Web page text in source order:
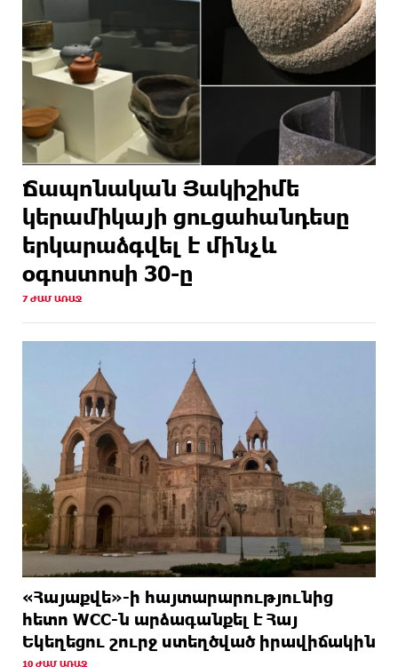
Ճապոնական Յակիշիմե
կերամիկայի ցուցահանդեսը
երկարաձգվել է մինչև
օգոստոսի 30-ը
7 ԺԱՄ ԱՌԱՋ
«Հայաքվե»-ի հայտարարությունից
հետո WCC-ն արձագանքել է Հայ
Եկեղեցու շուրջ ստեղծված իրավիճակին
10 ԺԱՄ ԱՌԱՋ